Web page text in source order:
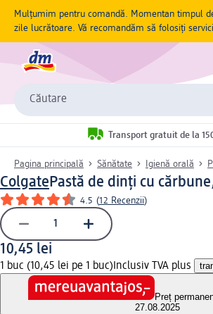
Mulțumim pentru comandă. Momentan timpul
zile lucrătoare. Vă recomandăm să folosiți
Căutare
Transport gratuit de la
Pagina principală Sănătate Igienă orală
ColgatePastă de dinți cu
4.5 (12 Recenzii)
10,45 lei
1 buc (10,45 lei pe 1 buc) Inclusiv TVA plus
Preț
27.08.2025